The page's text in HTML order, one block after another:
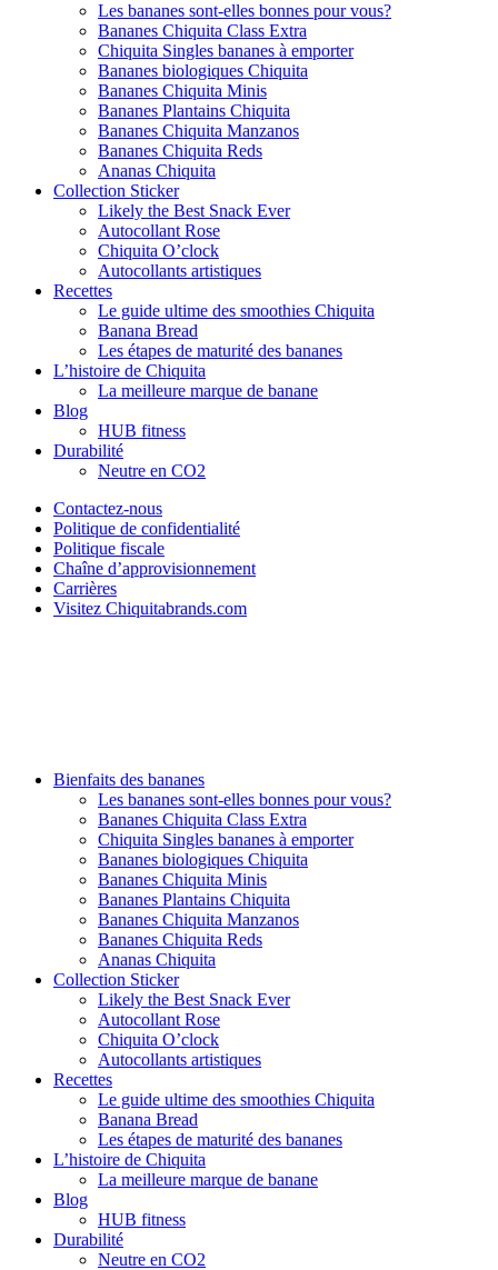
Les bananes sont-elles bonnes pour vous?
Bananes Chiquita Class Extra
Chiquita Singles bananes à emporter
Bananes biologiques Chiquita
Bananes Chiquita Minis
Bananes Plantains Chiquita
Bananes Chiquita Manzanos
Bananes Chiquita Reds
Ananas Chiquita
Collection Sticker
Likely the Best Snack Ever
Autocollant Rose
Chiquita O’clock
Autocollants artistiques
Recettes
Le guide ultime des smoothies Chiquita
Banana Bread
Les étapes de maturité des bananes
L’histoire de Chiquita
La meilleure marque de banane
Blog
HUB fitness
Durabilité
Neutre en CO2
Contactez-nous
Politique de confidentialité
Politique fiscale
Chaîne d’approvisionnement
Carrières
Visitez Chiquitabrands.com
Bienfaits des bananes
Les bananes sont-elles bonnes pour vous?
Bananes Chiquita Class Extra
Chiquita Singles bananes à emporter
Bananes biologiques Chiquita
Bananes Chiquita Minis
Bananes Plantains Chiquita
Bananes Chiquita Manzanos
Bananes Chiquita Reds
Ananas Chiquita
Collection Sticker
Likely the Best Snack Ever
Autocollant Rose
Chiquita O’clock
Autocollants artistiques
Recettes
Le guide ultime des smoothies Chiquita
Banana Bread
Les étapes de maturité des bananes
L’histoire de Chiquita
La meilleure marque de banane
Blog
HUB fitness
Durabilité
Neutre en CO2